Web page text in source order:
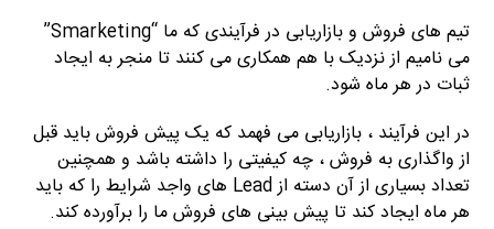
تیم های فروش و بازاریابی در فرآیندی که ما “Smarketing”
می نامیم از نزدیک با هم همکاری می کنند تا منجر به ایجاد
ثبات در هر ماه شود.
در این فرآیند ، بازاریابی می فهمد که یک پیش فروش باید قبل
از واگذاری به فروش ، چه کیفیتی را داشته باشد و همچنین
تعداد بسیاری از آن دسته از Lead های واجد شرایط را که باید
هر ماه ایجاد کند تا پیش بینی های فروش ما را برآورده کند.